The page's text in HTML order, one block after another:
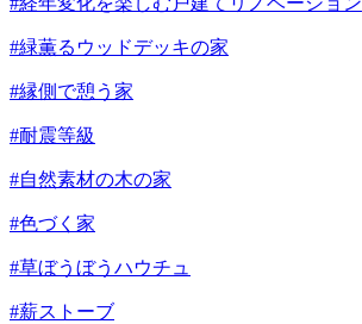
#緑薫るウッドデッキの家
#縁側で憩う家
#耐震等級
#自然素材の木の家
#色づく家
#草ぼうぼうハウチュ
#薪ストーブ